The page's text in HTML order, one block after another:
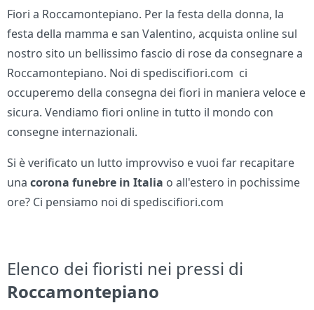
Fiori a Roccamontepiano. Per la festa della donna, la
festa della mamma e san Valentino, acquista online sul
nostro sito un bellissimo fascio di rose da consegnare a
Roccamontepiano. Noi di spediscifiori.com ci
occuperemo della consegna dei fiori in maniera veloce e
sicura. Vendiamo fiori online in tutto il mondo con
consegne internazionali.
Si è verificato un lutto improvviso e vuoi far recapitare
unacorona funebre in Italia o all'estero in pochissime
ore? Ci pensiamo noi di spediscifiori.com
Elenco dei fioristi nei pressi di
Roccamontepiano